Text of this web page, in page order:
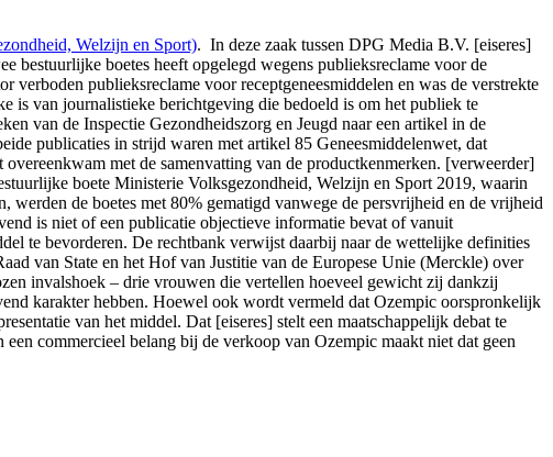
Welzijn en Sport). In deze zaak tussen DPG Media B.V. [eiseres]
bestuurlijke boetes heeft opgelegd wegens publieksreclame voor de
publieksreclame voor receptgeneesmiddelen en was de verstrekte
is van journalistieke berichtgeving die bedoeld is om het publiek te
van de Inspectie Gezondheidszorg en Jeugd naar een artikel in de
publicaties in strijd waren met artikel 85 Geneesmiddelenwet, dat
met de samenvatting van de productkenmerken. [verweerder]
boete Ministerie Volksgezondheid, Welzijn en Sport 2019, waarin
de boetes met 80% gematigd vanwege de persvrijheid en de vrijheid
is niet of een publicatie objectieve informatie bevat of vanuit
te bevorderen. De rechtbank verwijst daarbij naar de wettelijke definities
van State en het Hof van Justitie van de Europese Unie (Merckle) over
invalshoek – drie vrouwen die vertellen hoeveel gewicht zij dankzij
karakter hebben. Hoewel ook wordt vermeld dat Ozempic oorspronkelijk
van het middel. Dat [eiseres] stelt een maatschappelijk debat te
commercieel belang bij de verkoop van Ozempic maakt niet dat geen